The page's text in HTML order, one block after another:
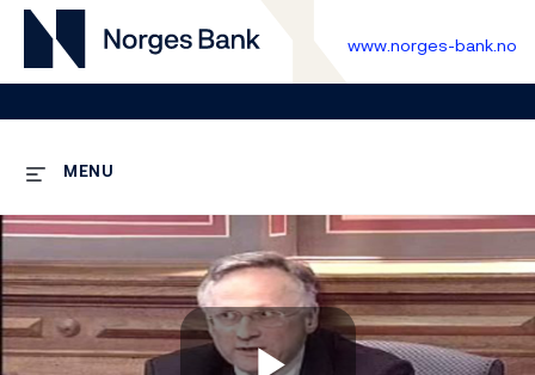
www.norges-bank.no
MENU